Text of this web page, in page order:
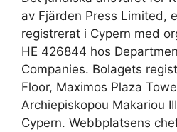
av Fjärden Press Limited,
registrerat i Cypern med
HE 426844 hos
Companies. Bolagets
Floor, Maximos Plaza
Archiepiskopou Makariou
Cypern. Webbplatsens